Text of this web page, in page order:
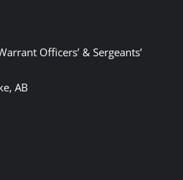
Officers’ & Sergeants’
AB